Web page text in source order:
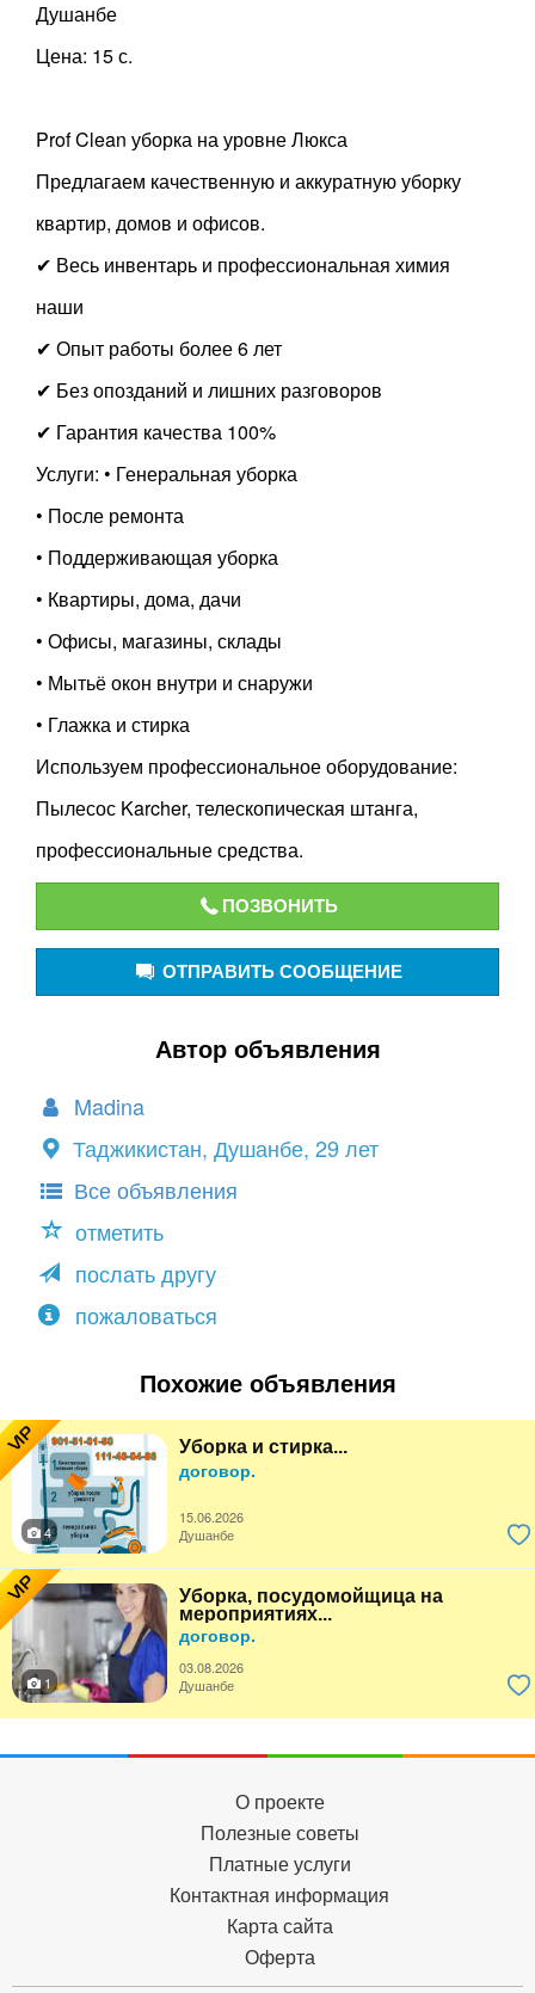
Душанбе
Цена: 15 с.
Prof Clean уборка на уровне Люкса
Предлагаем качественную и аккуратную уборку
квартир, домов и офисов.
✔ Весь инвентарь и профессиональная химия
наши
✔ Опыт работы более 6 лет
✔ Без опозданий и лишних разговоров
✔ Гарантия качества 100%
Услуги: • Генеральная уборка
• После ремонта
• Поддерживающая уборка
• Квартиры, дома, дачи
• Офисы, магазины, склады
• Мытьё окон внутри и снаружи
• Глажка и стирка
Используем профессиональное оборудование:
Пылесос Karcher, телескопическая штанга,
профессиональные средства.
ПОЗВОНИТЬ
ОТПРАВИТЬ СООБЩЕНИЕ
Автор объявления
Madina
Таджикистан, Душанбе, 29 лет
Все объявления
отметить
послать другу
пожаловаться
Похожие объявления
VIP Уборка и стирка...
договор.
15.06.2026
4
Душанбе
VIP
Уборка, посудомойщица на
мероприятиях...
договор.
03.08.2026
1
Душанбе
О проекте
Полезные советы
Платные услуги
Контактная информация
Карта сайта
Оферта